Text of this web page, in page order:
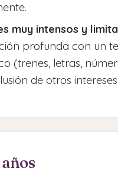
muy intensos y
profunda con un
(trenes, letras,
de otros intereses.